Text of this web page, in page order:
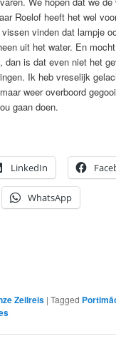
Roelof heeft het wel
vinden dat lampje
uit het water. En
dan is dat even niet het
Ik heb vreselijk
weer overboord
gaan doen.
LinkedIn
WhatsApp
Zeilreis |Tagged